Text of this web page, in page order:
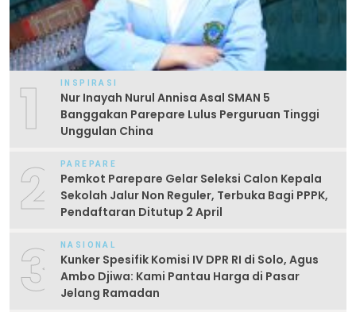
1 INSPIRASI
Nur Inayah Nurul Annisa Asal SMAN 5
Banggakan Parepare Lulus Perguruan Tinggi
Unggulan China
2 PAREPARE
Pemkot Parepare Gelar Seleksi Calon Kepala
Sekolah Jalur Non Reguler, Terbuka Bagi PPPK,
Pendaftaran Ditutup 2 April
3 NASIONAL
Kunker Spesifik Komisi IV DPR RI di Solo, Agus
Ambo Djiwa: Kami Pantau Harga di Pasar
Jelang Ramadan